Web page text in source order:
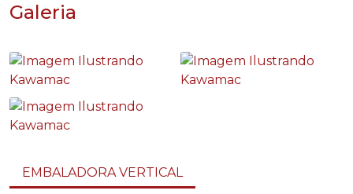
Galeria
EMBALADORA VERTICAL